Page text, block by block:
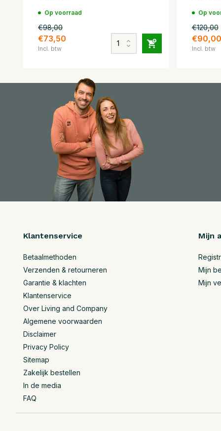
Op voorraad
€98,00
€73,50
Incl. btw
Op
€120,00
€90,00
Incl. btw
Klantenservice
Betaalmethoden
Verzenden & retourneren
Garantie & klachten
Klantenservice
Over Living and Company
Algemene voorwaarden
Disclaimer
Privacy Policy
Sitemap
Zakelijk bestellen
In de media
FAQ
Mijn
Mijn
Mijn